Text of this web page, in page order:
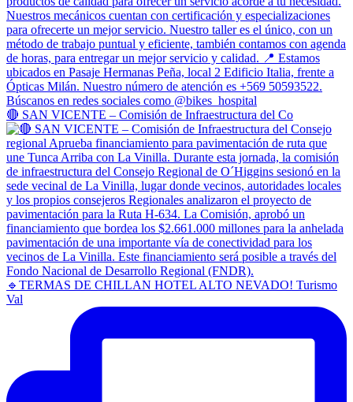
🔴 SAN VICENTE – Comisión de Infraestructura del Co
🔹TERMAS DE CHILLAN HOTEL ALTO NEVADO! Turismo
Val